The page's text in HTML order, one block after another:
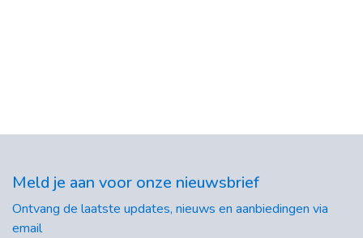
Meld je aan voor onze nieuwsbrief
Ontvang de laatste updates, nieuws en aanbiedingen via
email